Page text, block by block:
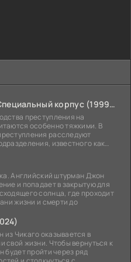
Закон и порядок. Специальный корпус (1999-2026)
преступления на
особенно тяжкими. В
расследуют
известного как
Английский штурман Джон
и попадает в закрытую для
солнца, где проходит
жизни и смерти до
Чикаго оказывается в
свой жизни. Чтобы вернуться к
будет пройти через ряд